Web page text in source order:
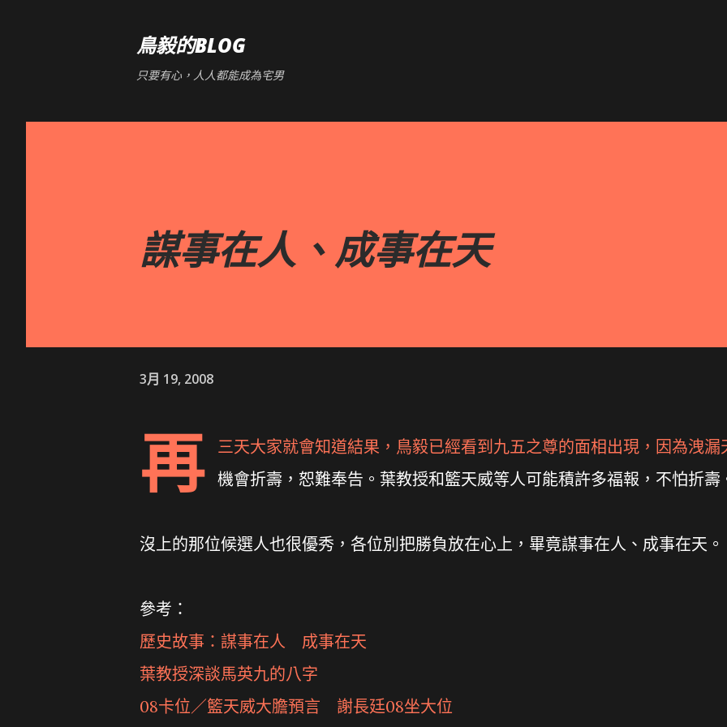
鳥毅的BLOG
只要有心，人人都能成為宅男
謀事在人、成事在天
3月 19, 2008
再
三天大家就會知道結果，鳥毅已經看到九五之尊的面相出現，因為洩漏
機會折壽，恕難奉告。葉教授和籃天威等人可能積許多福報，不怕折壽
沒上的那位候選人也很優秀，各位別把勝負放在心上，畢竟謀事在人、成事在天。
參考：
歷史故事：謀事在人 成事在天
葉教授深談馬英九的八字
08卡位／籃天威大膽預言 謝長廷08坐大位